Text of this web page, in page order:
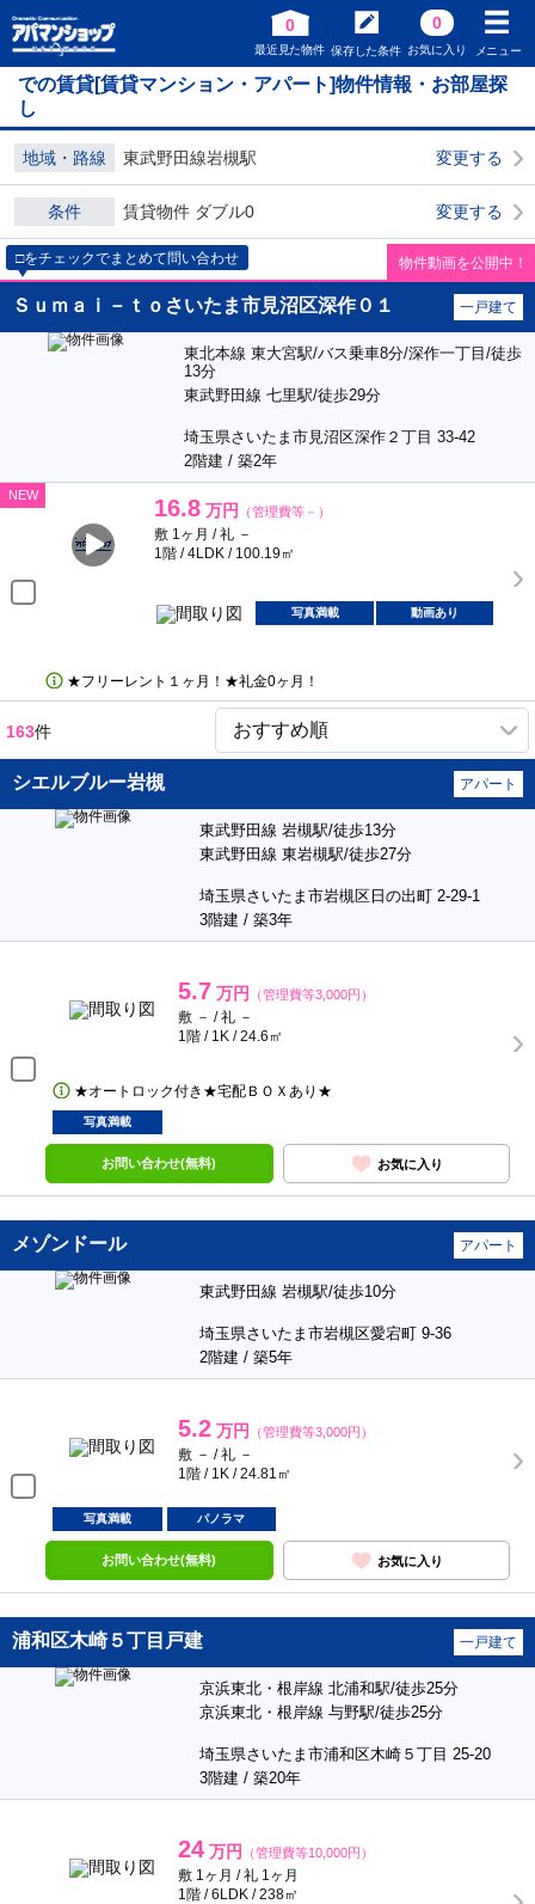
0
最近見た物件 保存した条件
0
お気に入り メニュー
での賃貸[賃貸マンション・アパート]物件情報・お部屋探
し
地域・路線 東武野田線岩槻駅 変更する
条件 賃貸物件 ダブル0 変更する
□をチェックでまとめて問い合わせ 物件動画を公開中！
Ｓｕｍａｉ－ｔｏさいたま市見沼区深作０１ 一戸建て
東北本線 東大宮駅/バス乗車8分/深作一丁目/徒歩
13分
東武野田線 七里駅/徒歩29分
埼玉県さいたま市見沼区深作２丁目 33-42
2階建 / 築2年
NEW 16.8 万円 （管理費等－）
敷 1ヶ月 / 礼 －
1階 / 4LDK / 100.19㎡
写真満載 動画あり
★フリーレント１ヶ月！★礼金0ヶ月！
163件
シエルブルー岩槻 アパート
東武野田線 岩槻駅/徒歩13分
東武野田線 東岩槻駅/徒歩27分
埼玉県さいたま市岩槻区日の出町 2-29-1
3階建 / 築3年
5.7 万円 （管理費等3,000円）
敷 － / 礼 －
1階 / 1K / 24.6㎡
★オートロック付き★宅配ＢＯＸあり★
写真満載
お問い合わせ(無料) お気に入り
メゾンドール アパート
東武野田線 岩槻駅/徒歩10分
埼玉県さいたま市岩槻区愛宕町 9-36
2階建 / 築5年
5.2 万円 （管理費等3,000円）
敷 － / 礼 －
1階 / 1K / 24.81㎡
写真満載 パノラマ
お問い合わせ(無料) お気に入り
浦和区木崎５丁目戸建 一戸建て
京浜東北・根岸線 北浦和駅/徒歩25分
京浜東北・根岸線 与野駅/徒歩25分
埼玉県さいたま市浦和区木崎５丁目 25-20
3階建 / 築20年
24 万円 （管理費等10,000円）
敷 1ヶ月 / 礼 1ヶ月
1階 / 6LDK / 238㎡